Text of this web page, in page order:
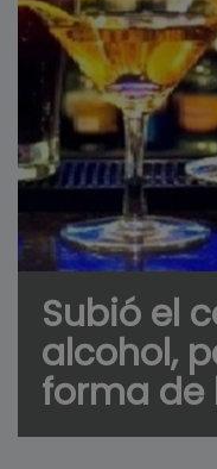
Subió el
alcohol,
forma de